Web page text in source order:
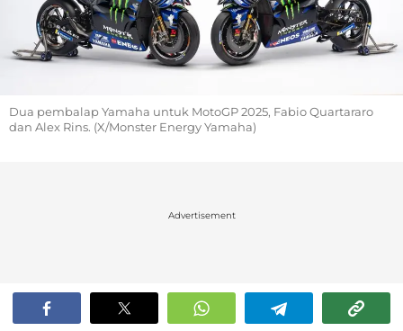
Dua pembalap Yamaha untuk MotoGP 2025, Fabio Quartararo
dan Alex Rins. (X/Monster Energy Yamaha)
Advertisement